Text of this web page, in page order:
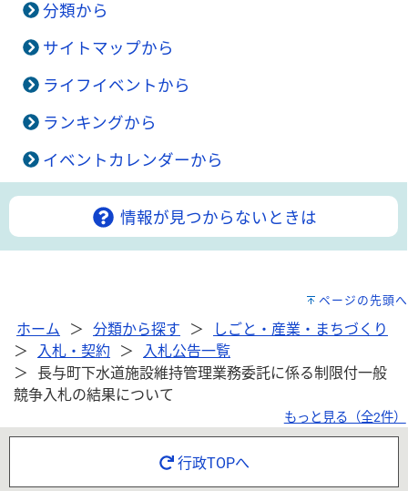
分類から
サイトマップから
ライフイベントから
ランキングから
イベントカレンダーから
情報が見つからないときは
ページの先頭へ
ホーム 分類から探す
しごと・産業・まちづくり
入札・契約
入札公告一覧
長与町下水道施設維持管理業務委託に係る制限付一般
競争入札の結果について
もっと見る（全2件）
行政TOPへ